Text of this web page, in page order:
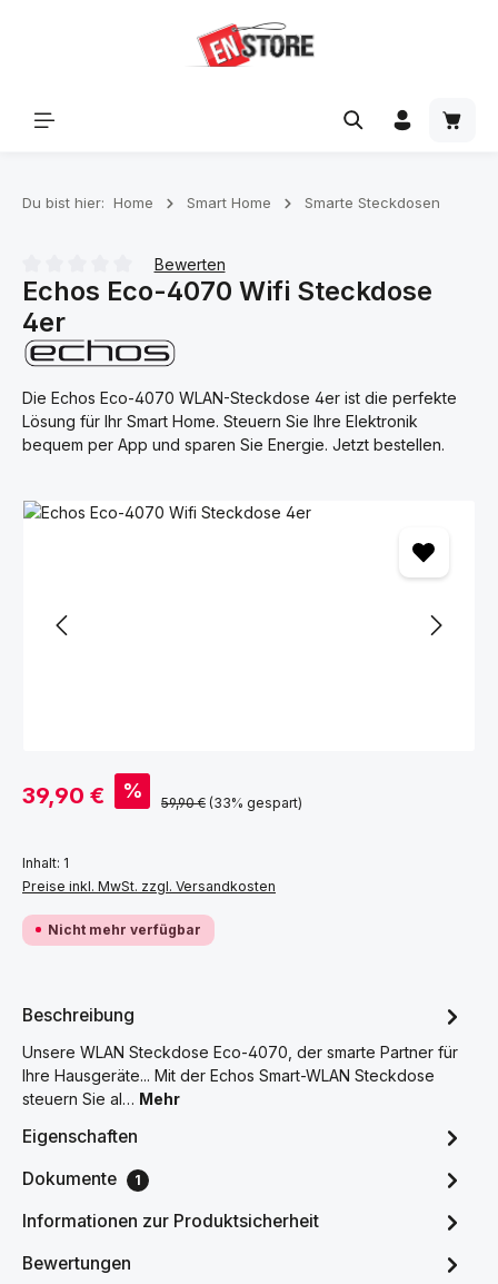
Du bist hier: Home Smart Home Smarte Steckdosen
Durchschnittliche Bewertung von 0 von 5 Sternen
Bewerten
Echos Eco-4070 Wifi Steckdose
4er
Die Echos Eco-4070 WLAN-Steckdose 4er ist die perfekte
Lösung für Ihr Smart Home. Steuern Sie Ihre Elektronik
bequem per App und sparen Sie Energie. Jetzt bestellen.
Bildergalerie überspringen
Verkaufspreis:
39,90 € % Regulärer Preis:
59,90 € (33% gespart)
Inhalt: 1
Preise inkl. MwSt. zzgl. Versandkosten
Nicht mehr verfügbar
Beschreibung
Unsere WLAN Steckdose Eco-4070, der smarte Partner für
Ihre Hausgeräte... Mit der Echos Smart-WLAN Steckdose
steuern Sie al… Mehr
Eigenschaften
Dokumente
1
Informationen zur Produktsicherheit
Bewertungen